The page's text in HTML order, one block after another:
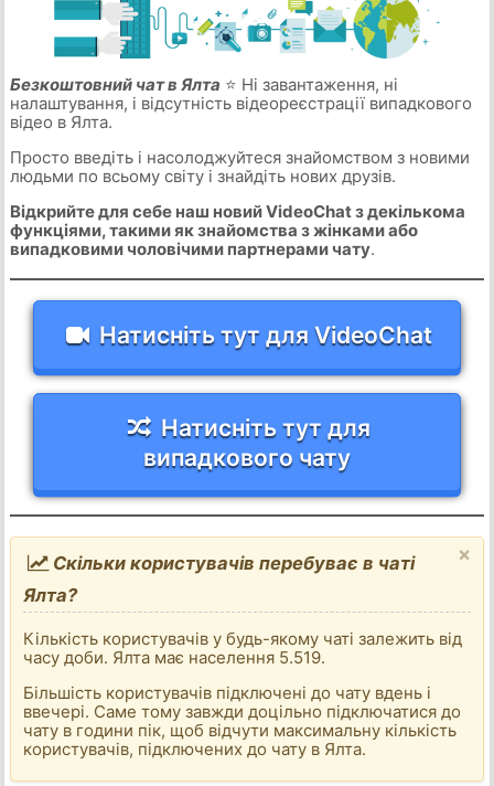
Безкоштовний чат в Ялта ⭐ Ні завантаження, ні
налаштування, і відсутність відеореєстрації випадкового
відео в Ялта.
Просто введіть і насолоджуйтеся знайомством з новими
людьми по всьому світу і знайдіть нових друзів.
Відкрийте для себе наш новий VideoChat з декількома
функціями, такими як знайомства з жінками або
випадковими чоловічими партнерами чату.
Натисніть тут для VideoChat
Натисніть тут для
випадкового чату
×
Скільки користувачів перебуває в чаті
Ялта?
Кількість користувачів у будь-якому чаті залежить від
часу доби. Ялта має населення 5.519.
Більшість користувачів підключені до чату вдень і
ввечері. Саме тому завжди доцільно підключатися до
чату в години пік, щоб відчути максимальну кількість
користувачів, підключених до чату в Ялта.